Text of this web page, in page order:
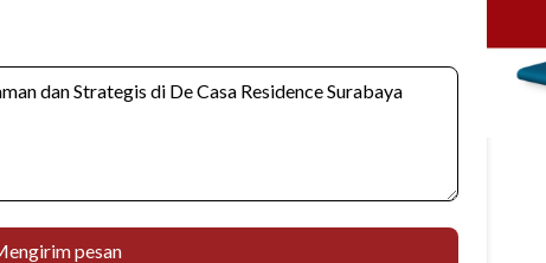
pesan